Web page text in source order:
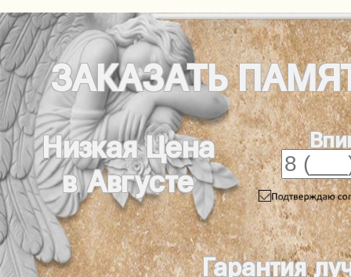
ЗАКАЗАТЬ
Низкая Цена
в Августе
Гарантия